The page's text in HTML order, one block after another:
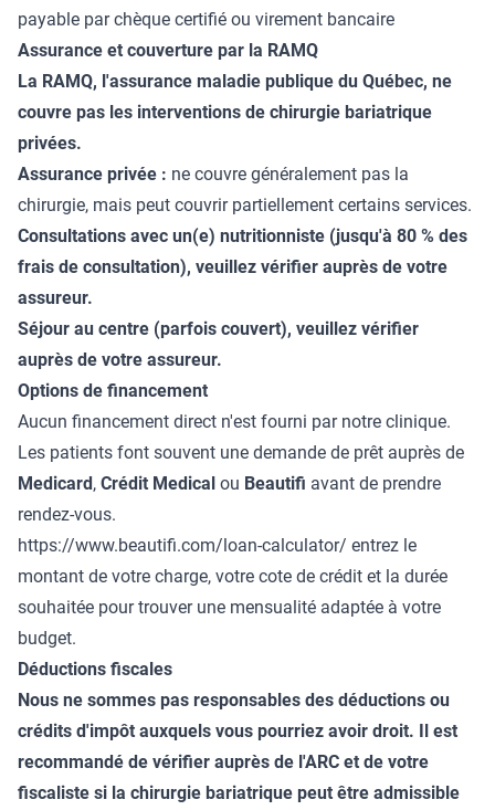
payable par chèque certifié ou virement bancaire
Assurance et couverture par la RAMQ
La RAMQ, l'assurance maladie publique du Québec, ne
couvre pas les interventions de chirurgie bariatrique
privées.
Assurance privée : ne couvre généralement pas la
chirurgie, mais peut couvrir partiellement certains services.
Consultations avec un(e) nutritionniste (jusqu'à 80 % des
frais de consultation), veuillez vérifier auprès de votre
assureur.
Séjour au centre (parfois couvert), veuillez vérifier
auprès de votre assureur.
Options de financement
Aucun financement direct n'est fourni par notre clinique.
Les patients font souvent une demande de prêt auprès de
Medicard, Crédit Medical ou Beautifi avant de prendre
rendez-vous.
https://www.beautifi.com/loan-calculator/ entrez le
montant de votre charge, votre cote de crédit et la durée
souhaitée pour trouver une mensualité adaptée à votre
budget.
Déductions fiscales
Nous ne sommes pas responsables des déductions ou
crédits d'impôt auxquels vous pourriez avoir droit. Il est
recommandé de vérifier auprès de l'ARC et de votre
fiscaliste si la chirurgie bariatrique peut être admissible